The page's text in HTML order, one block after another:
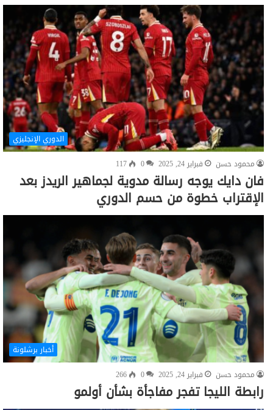
الدوري الإنجليزي
محمود حسن
فبراير 24, 2025 0
117
فان دايك يوجه رسالة مدوية لجماهير الريدز بعد
الإقتراب خطوة من حسم الدوري
أخبار برشلونة
محمود حسن
فبراير 24, 2025 0
266
رابطة الليجا تفجر مفاجأة بشأن أولمو